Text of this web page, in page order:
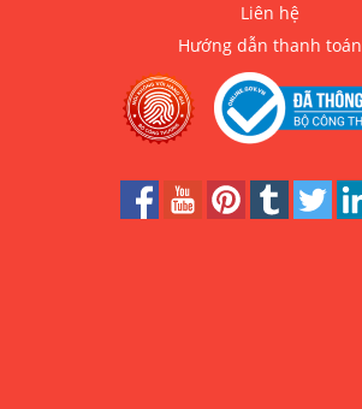
Liên hệ
Hướng dẫn thanh toán